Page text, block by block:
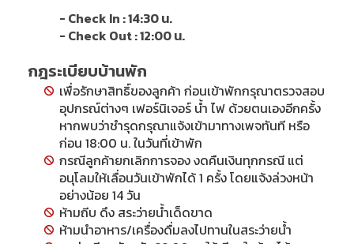
- Check In : 14:30 น.
- Check Out : 12:00 น.
กฎระเบียบบ้านพัก
เพื่อรักษาสิทธิ์ของลูกค้า ก่อนเข้าพักกรุณาตรวจสอบ
อุปกรณ์ต่างๆ เฟอร์นิเจอร์ น้ำ ไฟ ด้วยตนเองอีกครั้ง
หากพบว่าชำรุดกรุณาแจ้งเข้ามาทางเพจทันที หรือ
ก่อน 18:00 น. ในวันที่เข้าพัก
กรณีลูกค้ายกเลิกการจอง งดคืนเงินทุกกรณี แต่
อนุโลมให้เลื่อนวันเข้าพักได้ 1 ครั้ง โดยแจ้งล่วงหน้า
อย่างน้อย 14 วัน
ห้ามถีบ ดึง สระว่ายน้ำเด็ดขาด
ห้ามนำอาหาร/เครื่องดื่มลงไปทานในสระว่ายน้ำ